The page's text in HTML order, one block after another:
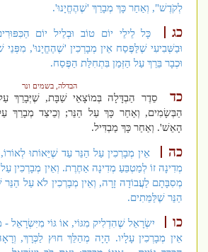
לְקֹדֶשׁ", וְאַחַר כָּךְ מְבָרֵךְ 'שֶׁהֶחֱיָנוּ'.
כָּל לֵילֵי יוֹם טוֹב וּבְלֵיל יוֹם
וּבַשְּׁבִיעִי שֶׁלַּפֶּסַח אֵין מְבָרְכִין 'שֶׁהֶחֱיָנוּ', מִפְּנֵי
וּכְבָר בֵּרֵךְ עַל הַזְּמַן בִּתְחִלַּת הַפֶּסַח.
הבדלה, בשמים ונר
כד סֵדֶר הַבְדָּלָה בְּמוֹצָאֵי שַׁבָּת, שֶׁיְּבָרֵךְ עַל
הַבְּשָׂמִים, וְאַחַר כָּךְ עַל הַנֵּר; וְכֵיצַד מְבָרֵךְ עַל
הָאֵשׁ'. וְאַחַר כָּךְ מַבְדִּיל.
כה
אֵין מְבָרְכִין עַל הַנֵּר עַד שֶׁיֵּאוֹתוּ לְאוֹרוֹ,
מְדִינָה זוֹ לְמַטְבֵּעַ מְדִינָה אַחֶרֶת. וְאֵין מְבָרְכִין עַל
מְסִבָּתָם לַעֲבוֹדָה זָרָה, וְאֵין מְבָרְכִין לֹא עַל הַנֵּר
הַנֵּר שֶׁלַּמֵּתִים.
יִשְׂרָאֵל שֶׁהִדְלִיק מִגּוֹי, אוֹ גּוֹי מִיִּשְׂרָאֵל -
אֵין מְבָרְכִין עָלָיו. הָיָה מְהַלֵּךְ חוּץ לַכְּרָךְ,